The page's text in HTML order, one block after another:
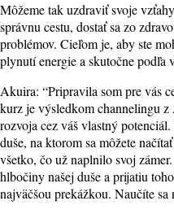
Môžeme tak uzdraviť svoje
správnu cestu, dostať sa zo
problémov. Cieľom je, aby ste
plynutí energie a skutočne podľa
Akuira: “Pripravila som pre vás
kurz je výsledkom channelingu z
rozvoja cez váš vlastný
duše, na ktorom sa môžete
všetko, čo už naplnilo svoj
hlbočiny našej duše a prijatiu
najväčšou prekážkou. Naučíte